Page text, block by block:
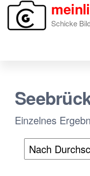
Zum
Inhalt
Schicke
Einzelnes